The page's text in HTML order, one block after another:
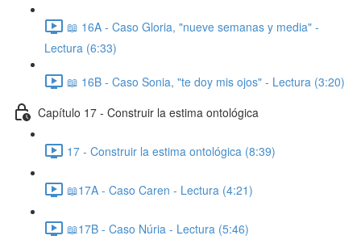
📖 16A - Caso Gloria, "nueve semanas y media" -
Lectura (6:33)
📖 16B - Caso Sonia, "te doy mis ojos" - Lectura (3:20)
Capítulo 17 - Construir la estima ontológica
17 - Construir la estima ontológica (8:39)
📖17A - Caso Caren - Lectura (4:21)
📖17B - Caso Núria - Lectura (5:46)